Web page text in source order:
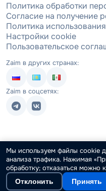
Политика обработки
Согласие на получение
Политика
Настройки cookie
Пользовательское
Zaim в других странах:
Zaim в соцсетях:
Мы используем файлы cookie
анализа трафика. Нажимая
обработку; отказаться можно
Отклонить Принять